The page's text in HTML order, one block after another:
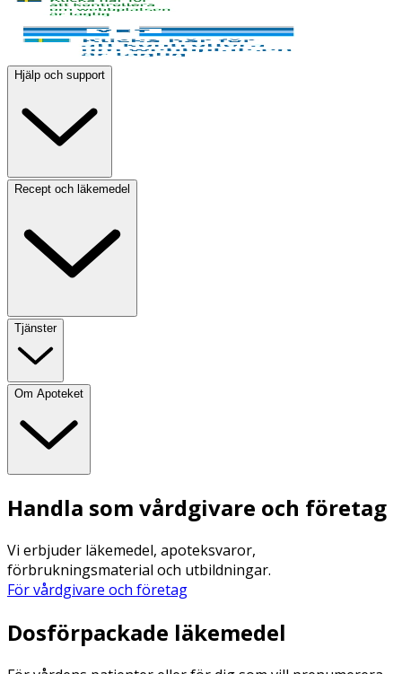
Hjälp och support
Recept och läkemedel
Tjänster
Om Apoteket
Handla som vårdgivare och företag
Vi erbjuder läkemedel, apoteksvaror,
förbrukningsmaterial och utbildningar.
För vårdgivare och företag
Dosförpackade läkemedel